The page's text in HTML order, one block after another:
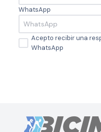
WhatsApp
Acepto recibir una
WhatsApp